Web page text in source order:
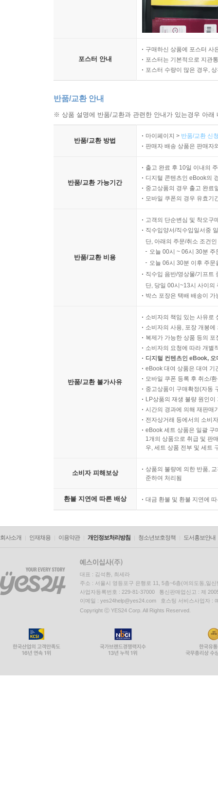
포스터 안내
구매하신 상품에 포스터 사
포스터는 기본적으로 지관
포스터 수량이 많은 경우,
반품/교환 안내
※ 상품 설명에 반품/교환과 관련한 안내가 있는경우 아
반품/교환 방법
마이페이지 > 반품/교환 신
판매자 배송 상품은 판매자
반품/교환 가능기간
출고 완료 후 10일 이내의
디지털 콘텐츠인 eBook의
중고상품의 경우 출고 완료
모바일 쿠폰의 경우 유효기
반품/교환 비용
고객의 단순변심 및 착오구
직수입양서/직수입일서중
단, 아래의 주문/취소 조건
오늘 00시 ~ 06시 30분
오늘 06시 30분 이후 주
직수입 음반/영상물/기프트
단, 당일 00시~13시 사이의
박스 포장은 택배 배송이
반품/교환 불가사유
소비자의 책임 있는 사유로
소비자의 사용, 포장 개봉
복제가 가능한 상품 등의
소비자의 요청에 따라 개별
디지털 컨텐츠인 eBook,
eBook 대여 상품은 대여 기
모바일 쿠폰 등록 후 취소/
중고상품이 구매확정(자동
LP상품의 재생 불량 원인
시간의 경과에 의해 재판매
전자상거래 등에서의 소비
eBook 세트 상품은 일괄 구
1개의 상품으로 취급 및 판
우, 세트 상품 전부 및 세트
소비자 피해보상
상품의 불량에 의한 반품,
준하여 처리됨
환불 지연에 따른 배상 대금 환불 및 환불 지연에
회사소개 인재채용 이용약관 개인정보처리방침 청소년보호정책 도서홍보안내
대표 : 김석환, 최세라
주소 : 서울시 영등포구 은행로 11, 5층~6층(여의도동,일신
사업자등록번호 : 229-81-37000 통신판매업신고 : 제
이메일 : yes24help@yes24.com 호스팅 서비스사업자 :
Copyright ⓒ YES24 Corp. All Rights Reserved.